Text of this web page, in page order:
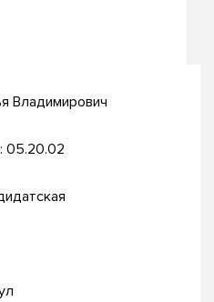
Владимирович
05.20.02